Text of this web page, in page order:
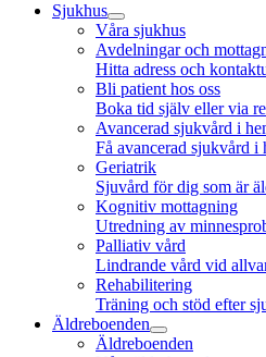
Sjukhus
Våra sjukhus
Avdelningar och
Hitta adress och
Bli patient hos oss
Boka tid själv eller via
Avancerad sjukvård i
Få avancerad sjukvård
Geriatrik
Sjuvård för dig som är
Kognitiv mottagning
Utredning av
Palliativ vård
Lindrande vård vid
Rehabilitering
Träning och stöd efter
Äldreboenden
Äldreboenden